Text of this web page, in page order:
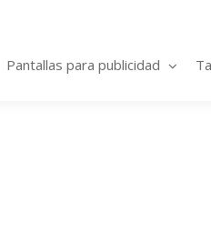
Pantallas para publicidad